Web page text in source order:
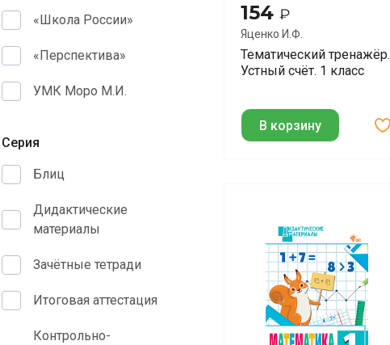
«Школа России»
«Перспектива»
УМК Моро М.И.
Серия
Блиц
Дидактические
материалы
Зачётные тетради
Итоговая аттестация
Контрольно-
154₽
Яценко И.Ф.
Тематический тренажёр.
Устный счёт. 1 класс
В корзину